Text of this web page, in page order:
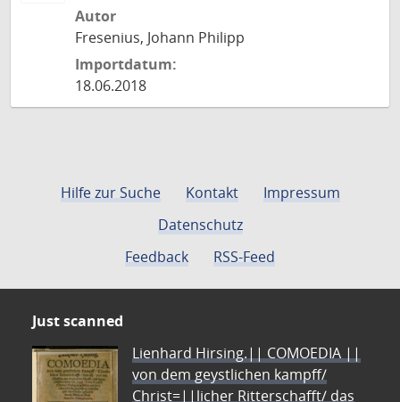
Autor
Fresenius, Johann Philipp
Importdatum:
18.06.2018
Hilfe zur Suche Kontakt
Impressum
Datenschutz
Feedback
RSS-Feed
Just scanned
Lienhard Hirsing.|| COMOEDIA ||
von dem geystlichen kampff/
Christ=||licher Ritterschafft/ das